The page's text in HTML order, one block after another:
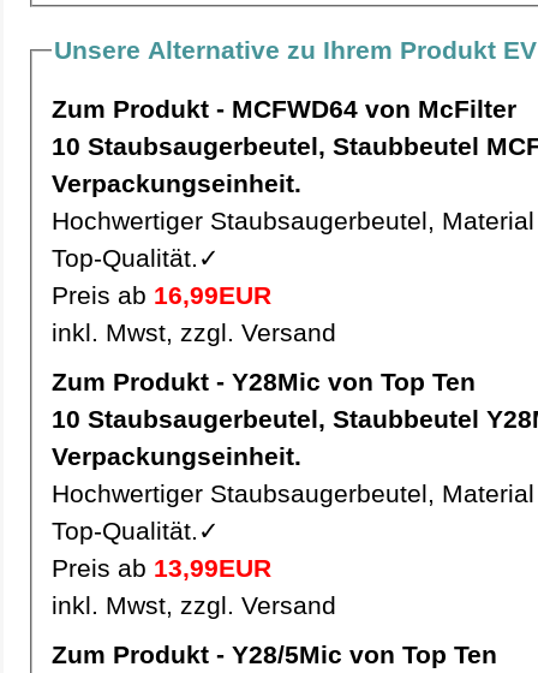
Unsere Alternative zu Ihrem Produkt
Zum Produkt - MCFWD64 von McFilter
10 Staubsaugerbeutel, Staubbeutel MCFWD64 pro
Verpackungseinheit.
Hochwertiger Staubsaugerbeutel,
Top-Qualität.✓
Preis ab 16,99EUR
inkl. Mwst, zzgl. Versand
Zum Produkt - Y28Mic von Top Ten
10 Staubsaugerbeutel, Staubbeutel Y28Mic pro
Verpackungseinheit.
Hochwertiger Staubsaugerbeutel,
Top-Qualität.✓
Preis ab 13,99EUR
inkl. Mwst, zzgl. Versand
Zum Produkt - Y28/5Mic von Top Ten